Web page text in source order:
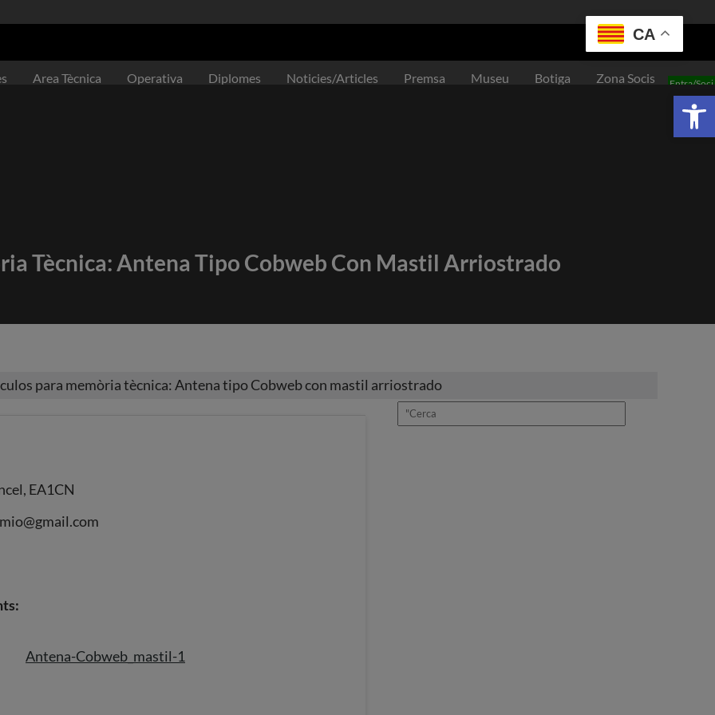
Area Tècnica Operativa Diplomes Noticies/Articles Premsa Museu Botiga Zona Socis Entra/Soci
Tècnica: Antena Tipo Cobweb Con Mastil Arriostrado
para memòria tècnica: Antena tipo Cobweb con mastil arriostrado
EA1CN
Antena-Cobweb_mastil-1
CA
Obre la barra d'eines